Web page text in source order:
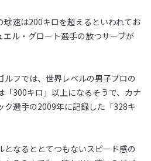
球速は200キロを超えるといわれてお
エル・グロート選手の放つサーブが
ルフでは、世界レベルの男子プロの
300キロ」以上になるそうで、カナ
ク選手の2009年に記録した「328キ
となるととてつもないスピード感の